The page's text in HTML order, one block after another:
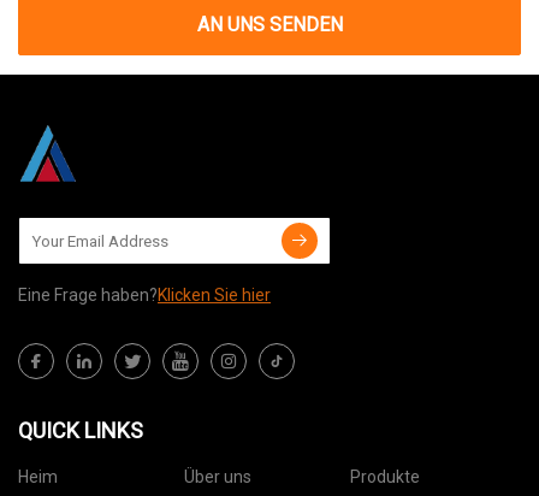
AN UNS SENDEN
Eine Frage haben?Klicken Sie hier
QUICK LINKS
Heim Über uns Produkte